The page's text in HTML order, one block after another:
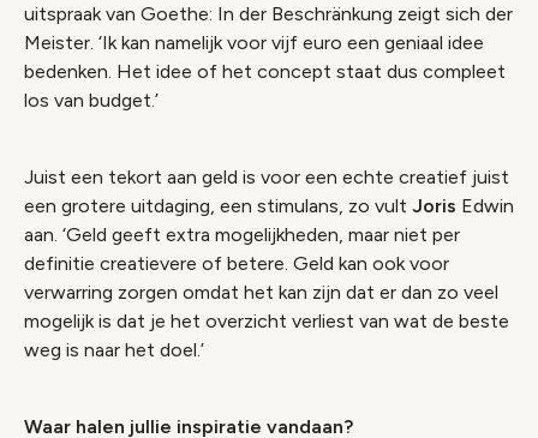
uitspraak van Goethe: In der Beschränkung zeigt sich der
Meister. ‘Ik kan namelijk voor vijf euro een geniaal idee
bedenken. Het idee of het concept staat dus compleet
los van budget.’
Juist een tekort aan geld is voor een echte creatief juist
een grotere uitdaging, een stimulans, zo vult Joris Edwin
aan. ‘Geld geeft extra mogelijkheden, maar niet per
definitie creatievere of betere. Geld kan ook voor
verwarring zorgen omdat het kan zijn dat er dan zo veel
mogelijk is dat je het overzicht verliest van wat de beste
weg is naar het doel.’
Waar halen jullie inspiratie vandaan?